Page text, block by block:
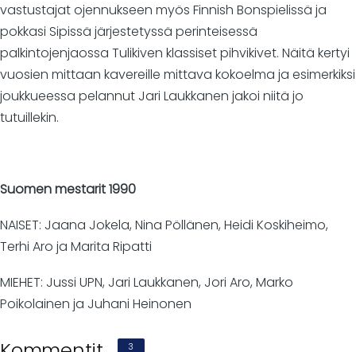
vastustajat ojennukseen myös Finnish Bonspielissä ja
pokkasi Sipissä järjestetyssä perinteisessä
palkintojenjaossa Tulikiven klassiset pihvikivet. Näitä kertyi
vuosien mittaan kavereille mittava kokoelma ja esimerkiksi
joukkueessa pelannut Jari Laukkanen jakoi niitä jo
tutuillekin.
Suomen mestarit 1990
NAISET: Jaana Jokela, Nina Pöllänen, Heidi Koskiheimo,
Terhi Aro ja Marita Ripatti
MIEHET: Jussi UPN, Jari Laukkanen, Jori Aro, Marko
Poikolainen ja Juhani Heinonen
3